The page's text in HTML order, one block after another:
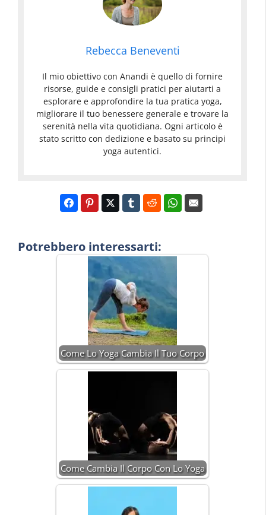
Rebecca Beneventi
Il mio obiettivo con Anandi è quello di fornire
risorse, guide e consigli pratici per aiutarti a
esplorare e approfondire la tua pratica yoga,
migliorare il tuo benessere generale e trovare la
serenità nella vita quotidiana. Ogni articolo è
stato scritto con dedizione e basato su principi
yoga autentici.
Potrebbero interessarti:
Come Lo Yoga Cambia Il Tuo Corpo
Come Cambia Il Corpo Con Lo Yoga